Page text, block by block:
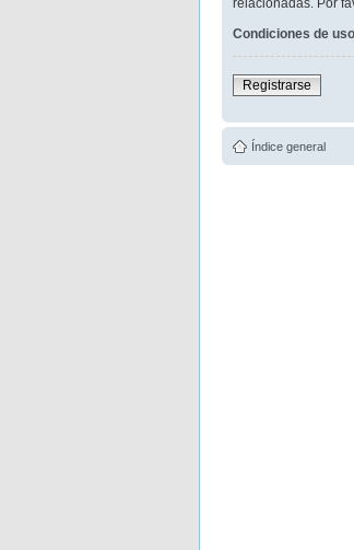
Condiciones de uso
Registrarse
Índice general